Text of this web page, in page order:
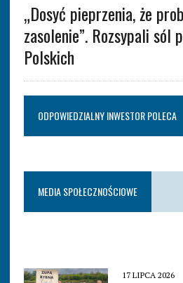
„Dosyć pieprzenia, że
zasolenie”. Rozsypali sól
Polskich
ODPOWIEDZIALNY INWESTOR POLECA
MEDIA SPOŁECZNOŚCIOWE
17 LIPCA 2026